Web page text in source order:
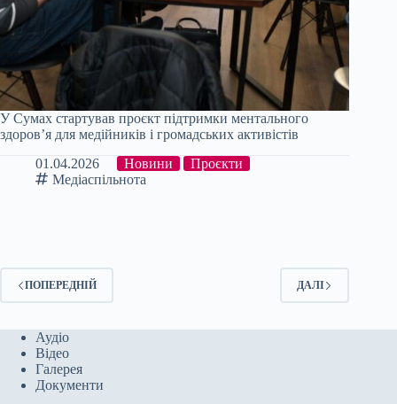
У Сумах стартував проєкт підтримки ментального
здоров’я для медійників і громадських активістів
01.04.2026
Новини
Проєкти
Медіаспільнота
ПОПЕРЕДНІЙ ДАЛІ
Аудіо
Відео
Галерея
Документи